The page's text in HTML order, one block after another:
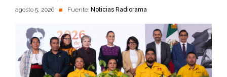
agosto 5, 2026 Fuente: Noticias Radiorama